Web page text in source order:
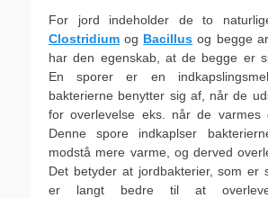
For jord indeholder de to
Clostridium og Bacillus og begge
har den egenskab, at de begge er
En sporer er en
bakterierne benytter sig af, når de
for overlevelse eks. når de varmes
Denne spore indkaplser
modstå mere varme, og derved
Det betyder at jordbakterier, som er
er langt bedre til at